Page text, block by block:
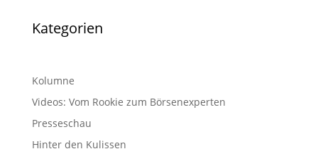
Kategorien
Kolumne
Videos: Vom Rookie zum Börsenexperten
Presseschau
Hinter den Kulissen